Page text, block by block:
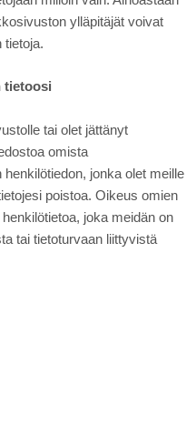
ylläpitäjät voivat
tietoja.
tietoosi
tai olet jättänyt
omista
jonka olet meille
poistoa. Oikeus omien
joka meidän on
tai tietoturvaan liittyvistä